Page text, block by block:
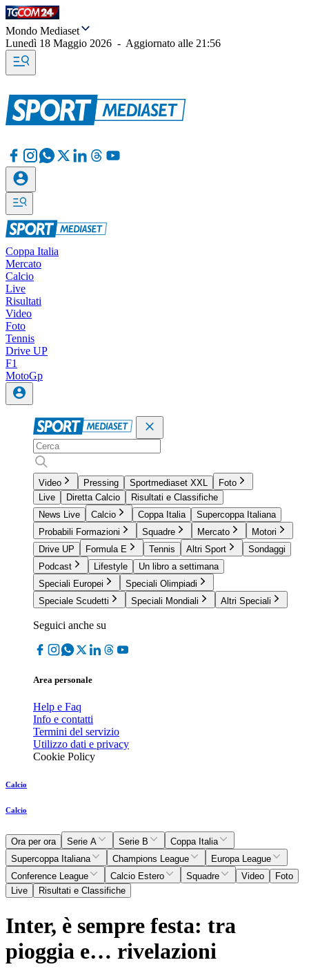
Mondo Mediaset
Lunedì 18 Maggio 2026 - Aggiornato alle 21:56
Coppa Italia
Mercato
Calcio
Live
Risultati
Video
Foto
Tennis
Drive UP
F1
MotoGp
Video Pressing Sportmediaset XXL
Foto
Live
Diretta Calcio
Risultati e Classifiche
News Live
Calcio Coppa Italia
Supercoppa Italiana
Probabili Formazioni
Squadre Mercato
Motori
Drive UP
Formula E Tennis Altri Sport
Sondaggi
Podcast
Lifestyle
Un libro a settimana
Speciali Europei
Speciali Olimpiadi
Speciale Scudetti
Speciali Mondiali Altri Speciali
Seguici anche su
Area personale
Help e Faq
Info e contatti
Termini del servizio
Utilizzo dati e privacy
Cookie Policy
Calcio
Calcio
Ora per ora Serie A Serie B
Coppa Italia
Supercoppa Italiana
Champions League
Europa League
Conference League
Calcio Estero Squadre Video
Foto
Live
Risultati e Classifiche
Inter, è sempre festa: tra
pioggia e… rivelazioni